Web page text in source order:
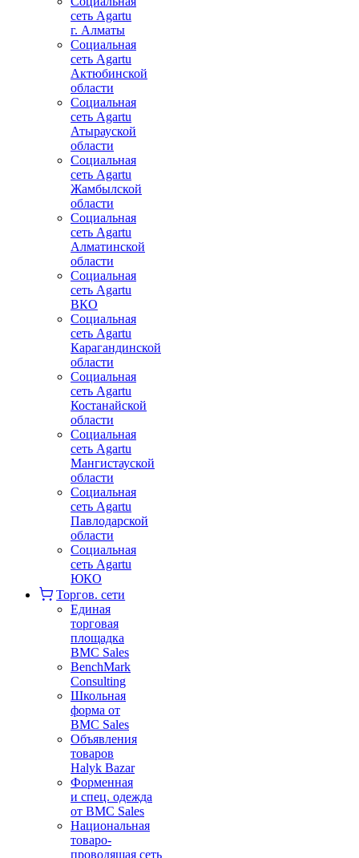
сеть Agartu
г. Алматы
Социальная
сеть Agartu
Актюбинской
области
Социальная
сеть Agartu
Атырауской
области
Социальная
сеть Agartu
Жамбылской
области
Социальная
сеть Agartu
Алматинской
области
Социальная
сеть Agartu
ВКО
Социальная
сеть Agartu
Карагандинской
области
Социальная
сеть Agartu
Костанайской
области
Социальная
сеть Agartu
Мангистауской
области
Социальная
сеть Agartu
Павлодарской
области
Социальная
сеть Agartu
ЮКО
Торгов. сети
Единая
торговая
площадка
BMC Sales
BenchMark
Consulting
Школьная
форма от
BMC Sales
Объявления
товаров
Halyk Bazar
Форменная
и спец. одежда
от BMC Sales
Национальная
товаро-
проводящая сеть